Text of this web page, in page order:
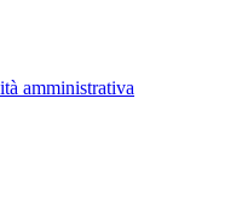
amministrativa